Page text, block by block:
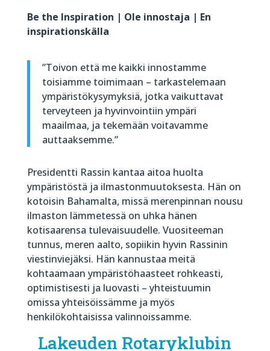
Be the Inspiration | Ole innostaja | En
inspirationskälla
”Toivon että me kaikki innostamme
toisiamme toimimaan – tarkastelemaan
ympäristökysymyksiä, jotka vaikuttavat
terveyteen ja hyvinvointiin ympäri
maailmaa, ja tekemään voitavamme
auttaaksemme.”
Presidentti Rassin kantaa aitoa huolta
ympäristöstä ja ilmastonmuutoksesta. Hän on
kotoisin Bahamalta, missä merenpinnan nousu
ilmaston lämmetessä on uhka hänen
kotisaarensa tulevaisuudelle. Vuositeeman
tunnus, meren aalto, sopiikin hyvin Rassinin
viestinviejäksi. Hän kannustaa meitä
kohtaamaan ympäristöhaasteet rohkeasti,
optimistisesti ja luovasti – yhteistuumin
omissa yhteisöissämme ja myös
henkilökohtaisissa valinnoissamme.
Lakeuden Rotaryklubin